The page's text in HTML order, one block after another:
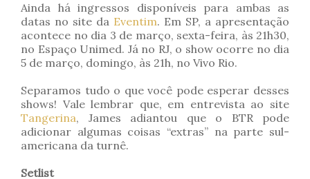
Ainda há ingressos disponíveis para ambas as
datas no site da Eventim. Em SP, a apresentação
acontece no dia 3 de março, sexta-feira, às 21h30,
no Espaço Unimed. Já no RJ, o show ocorre no dia
5 de março, domingo, às 21h, no Vivo Rio.
Separamos tudo o que você pode esperar desses
shows! Vale lembrar que, em entrevista ao site
Tangerina, James adiantou que o BTR pode
adicionar algumas coisas “extras” na parte sul-
americana da turnê.
Setlist